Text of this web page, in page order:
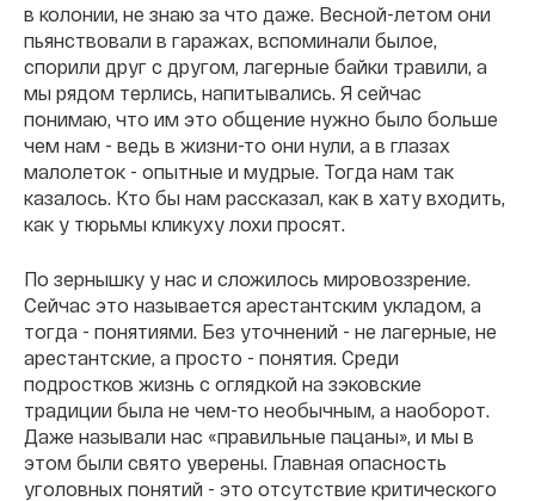
в колонии, не знаю за что даже. Весной-летом они
пьянствовали в гаражах, вспоминали былое,
спорили друг с другом, лагерные байки травили, а
мы рядом терлись, напитывались. Я сейчас
понимаю, что им это общение нужно было больше
чем нам - ведь в жизни-то они нули, а в глазах
малолеток - опытные и мудрые. Тогда нам так
казалось. Кто бы нам рассказал, как в хату входить,
как у тюрьмы кликуху лохи просят.
По зернышку у нас и сложилось мировоззрение.
Сейчас это называется арестантским укладом, а
тогда - понятиями. Без уточнений - не лагерные, не
арестантские, а просто - понятия. Среди
подростков жизнь с оглядкой на зэковские
традиции была не чем-то необычным, а наоборот.
Даже называли нас «правильные пацаны», и мы в
этом были свято уверены. Главная опасность
уголовных понятий - это отсутствие критического